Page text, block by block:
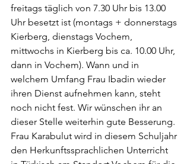
freitags täglich von 7.30 Uhr bis 13.00
Uhr besetzt ist (montags + donnerstags
Kierberg, dienstags Vochem,
mittwochs in Kierberg bis ca. 10.00 Uhr,
dann in Vochem). Wann und in
welchem Umfang Frau Ibadin wieder
ihren Dienst aufnehmen kann, steht
noch nicht fest. Wir wünschen ihr an
dieser Stelle weiterhin gute Besserung.
Frau Karabulut wird in diesem Schuljahr
den Herkunftssprachlichen Unterricht